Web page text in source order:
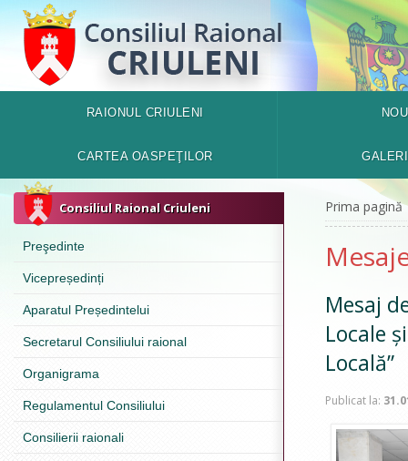
RAIONUL CRIULENI
CARTEA OASPEŢILOR
Consiliul Raional Criuleni
Preşedinte
Vicepreședinți
Aparatul Președintelui
Secretarul Consiliului raional
Organigrama
Regulamentul Consiliului
Consilierii raionali
Prima pagină
Mesaj
Locale
Locală”
Publicat la: